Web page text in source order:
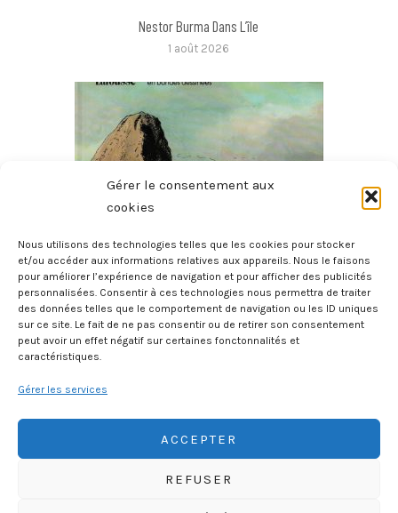
Gérer le consentement aux
cookies
Nous utilisons des technologies telles que les cookies pour stocker
et/ou accéder aux informations relatives aux appareils. Nous le faisons
pour améliorer l’expérience de navigation et pour afficher des publicités
personnalisées. Consentir à ces technologies nous permettra de traiter
des données telles que le comportement de navigation ou les ID uniques
sur ce site. Le fait de ne pas consentir ou de retirer son consentement
peut avoir un effet négatif sur certaines fonctonnalités et
caractéristiques.
Gérer les services
ACCEPTER
REFUSER
Nestor Burma Dans L’île
1 août 2026
Histoire Des Provinces De France – La Bretagne
27 juillet 2026